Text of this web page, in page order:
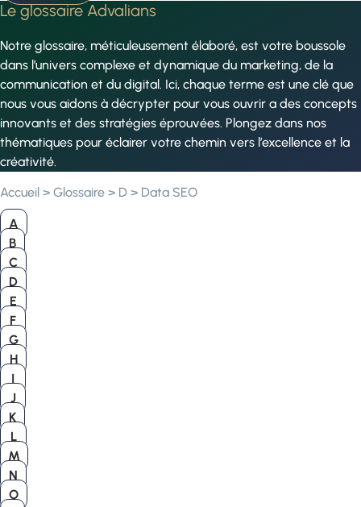
Le glossaire Advalians
Notre glossaire, méticuleusement élaboré, est votre boussole
dans l’univers complexe et dynamique du marketing, de la
communication et du digital. Ici, chaque terme est une clé que
nous vous aidons à décrypter pour vous ouvrir a des concepts
innovants et des stratégies éprouvées. Plongez dans nos
thématiques pour éclairer votre chemin vers l’excellence et la
créativité.
Accueil > Glossaire > D > Data SEO
A
B
C
D
E
F
G
H
I
J
K
L
M
N
O